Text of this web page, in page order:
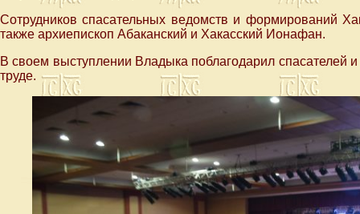
Сотрудников спасательных ведомств и формирований
также архиепископ Абаканский и Хакасский Ионафан.
В своем выступлении Владыка поблагодарил
труде.